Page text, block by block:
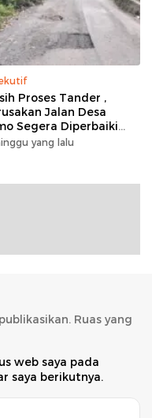
Proses Tander ,
Jalan Desa
Segera Diperbaiki
Iniyang lalu
Ruas yang
web saya pada
saya berikutnya.